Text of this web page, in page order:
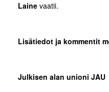
Laine vaatii.
Lisätiedot ja kommentit
Julkisen alan unioni JAU